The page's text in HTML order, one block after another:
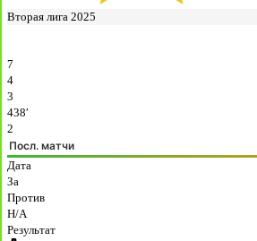
Вторая лига 2025
7
4
3
438′
2
Посл. матчи
Дата
За
Против
H/A
Результат